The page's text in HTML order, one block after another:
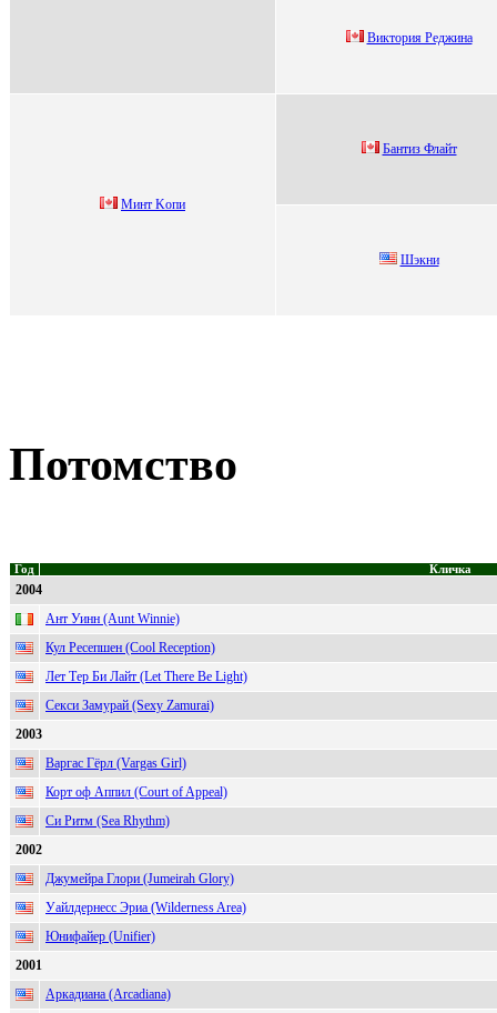
Виктоpия Реджинa
Минт Koпи
Бантиз Флайт
Шэкни
Потомство
Год Кличка
2004
Ант Уинн (Aunt Winnie)
Кул Ресепшен (Cool Reception)
Лет Тер Би Лайт (Let There Be Light)
Секси Замурай (Sexy Zamurai)
2003
Варгас Гёрл (Vargas Girl)
Корт оф Аппил (Court of Appeal)
Си Ритм (Sea Rhythm)
2002
Джумейра Глори (Jumeirah Glory)
Уайлдернесс Эриа (Wilderness Area)
Юнифайер (Unifier)
2001
Аркадиана (Arcadiana)